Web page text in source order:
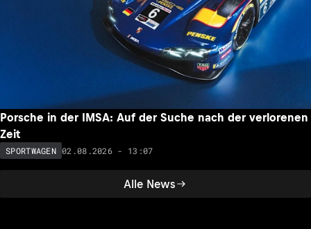
Alle News
Porsche in der IMSA: Auf der Suche nach der verlorenen
Zeit
SPORTWAGEN 02.08.2026 - 13:07